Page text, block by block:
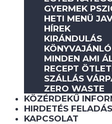
GYERMEK
HETI MENÜ
HÍREK
KIRÁNDULÁS
KÖNYVAJÁNLÓ
MINDEN AMI
RECEPT
SZÁLLÁS
ZERO WASTE
KÖZÉRDEKŰ
HIRDETÉS FELADÁS
KAPCSOLAT